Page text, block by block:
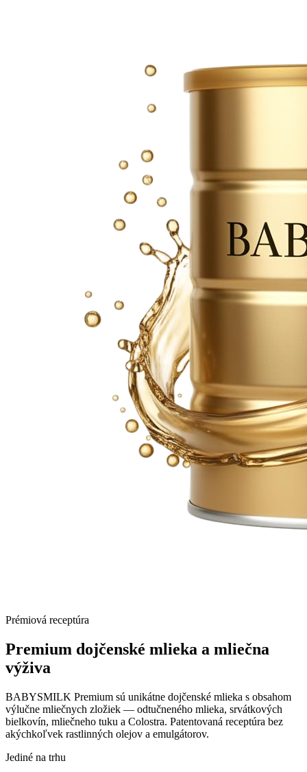
Prémiová receptúra
Premium dojčenské mlieka a mliečna
výživa
BABYSMILK Premium sú unikátne dojčenské mlieka s obsahom
výlučne mliečnych zložiek — odtučneného mlieka, srvátkových
bielkovín, mliečneho tuku a Colostra. Patentovaná receptúra bez
akýchkoľvek rastlinných olejov a emulgátorov.
Jediné na trhu